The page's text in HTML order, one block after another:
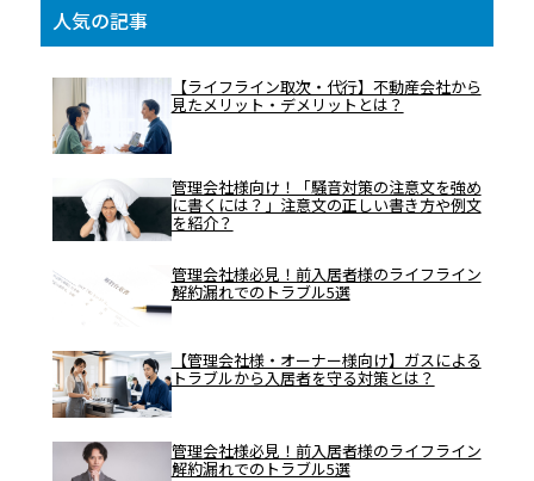
人気の記事
【ライフライン取次・代行】不動産会社から
見たメリット・デメリットとは？
管理会社様向け！「騒音対策の注意文を強め
に書くには？」注意文の正しい書き方や例文
を紹介？
管理会社様必見！前入居者様のライフライン
解約漏れでのトラブル5選
【管理会社様・オーナー様向け】ガスによる
トラブルから入居者を守る対策とは？
管理会社様必見！前入居者様のライフライン
解約漏れでのトラブル5選